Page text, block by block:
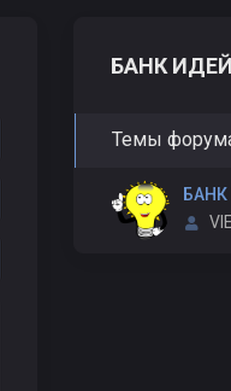
БАНК ИДЕЙ
Темы